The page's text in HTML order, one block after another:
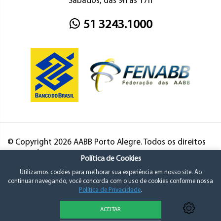
51 3243.1000
© Copyright 2026 AABB Porto Alegre. Todos os direitos
Política de Cookies
Utilizamos cookies para melhorar sua experiência em nosso site. Ao
continuar navegando, você concorda com o uso de cookies conforme nossa
Política de Privacidade.
ACEITAR